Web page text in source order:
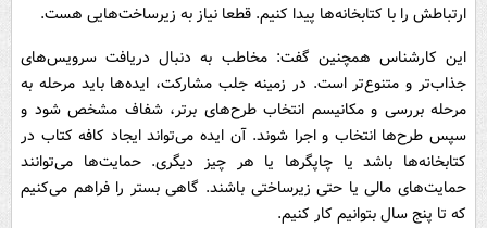
ارتباطش را با کتابخانه‌ها پیدا کنیم. قطعا نیاز به زیرساخت‌هایی هست.
این کارشناس همچنین گفت: مخاطب به دنبال دریافت سرویس‌های
جذاب‌تر و متنوع‌تر است. در زمینه جلب مشارکت، ایده‌ها باید مرحله به
مرحله بررسی و مکانیسم انتخاب طرح‌های برتر، شفاف مشخص شود و
سپس طرح‌ها انتخاب و اجرا شوند. آن ایده می‌تواند ایجاد کافه کتاب در
کتابخانه‌ها باشد یا چاپگرها یا هر چیز دیگری. حمایت‌ها می‌توانند
حمایت‌های مالی یا حتی زیرساختی باشند. گاهی بستر را فراهم می‌کنیم
که تا پنج سال بتوانیم کار کنیم.